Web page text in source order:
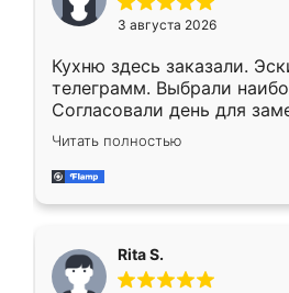
3 августа 2026
Кухню здесь заказали.
телеграмм. Выбрали
Согласовали день для
недели кухня была уже
довольны работой.
мебель за качественную
Читать полностью
Rita S.